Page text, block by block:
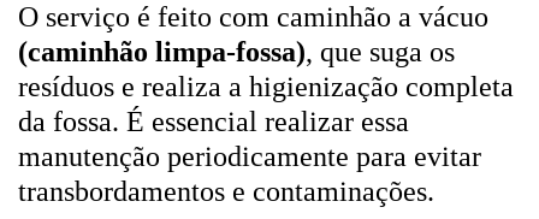
O serviço é feito com caminhão a vácuo
(caminhão limpa-fossa), que suga os
resíduos e realiza a higienização completa
da fossa. É essencial realizar essa
manutenção periodicamente para evitar
transbordamentos e contaminações.